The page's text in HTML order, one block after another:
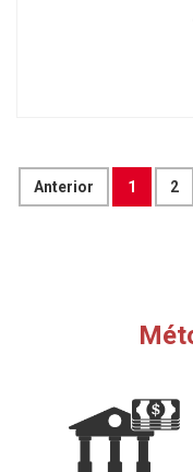
Anterior 1 2